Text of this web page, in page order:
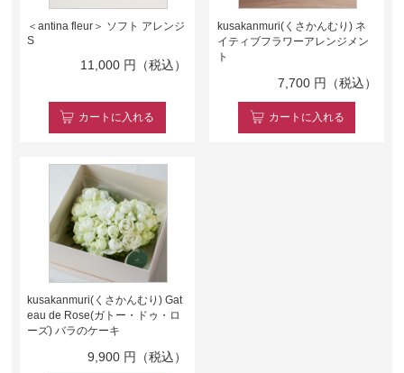
＜antina fleur＞ ソフト アレンジ
S
11,000 円（税込）
カート に入れる
kusakanmuri(くさかんむり) ネ
イティブフラワーアレンジメン
ト
7,700 円（税込）
カート に入れる
kusakanmuri(くさかんむり) Gat
eau de Rose(ガトー・ドゥ・ロ
ーズ) バラのケーキ
9,900 円（税込）